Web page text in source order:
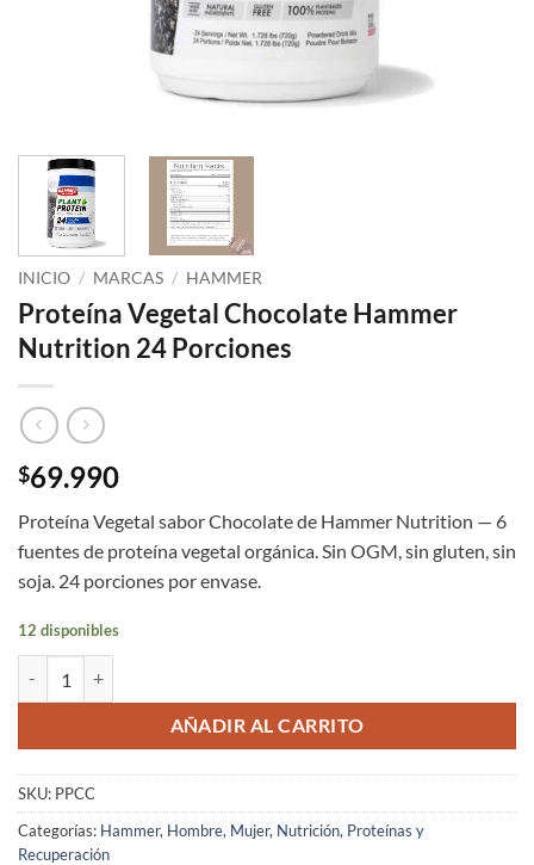
INICIO / MARCAS / HAMMER
Proteína Vegetal Chocolate Hammer
Nutrition 24 Porciones
$69.990
Proteína Vegetal sabor Chocolate de Hammer Nutrition — 6
fuentes de proteína vegetal orgánica. Sin OGM, sin gluten, sin
soja. 24 porciones por envase.
12 disponibles
AÑADIR AL CARRITO
SKU: PPCC
Categorías: Hammer, Hombre, Mujer, Nutrición, Proteínas y
Recuperación